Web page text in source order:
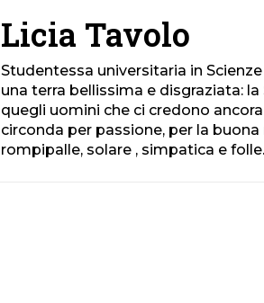
Licia Tavolo
Studentessa universitaria in
una terra bellissima e disgraziata:
quegli uomini che ci credono
circonda per passione, per la
rompipalle, solare , simpatica e